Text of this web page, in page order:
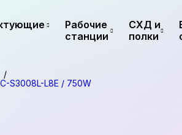
Рабочие
станции
СХД и
полки
S3008L-L8E / 750W